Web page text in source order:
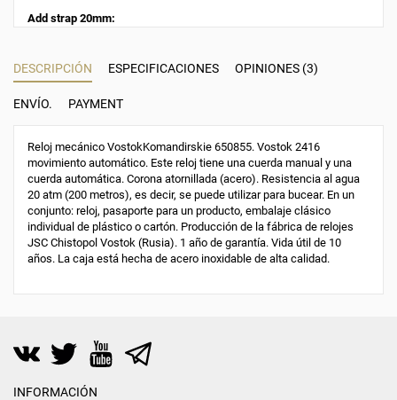
Add strap 20mm:
DESCRIPCIÓN ESPECIFICACIONES OPINIONES (3)
ENVÍO. PAYMENT
Reloj mecánico VostokKomandirskie 650855. Vostok 2416
movimiento automático. Este reloj tiene una cuerda manual y una
cuerda automática. Corona atornillada (acero). Resistencia al agua
20 atm (200 metros), es decir, se puede utilizar para bucear. En un
conjunto: reloj, pasaporte para un producto, embalaje clásico
individual de plástico o cartón. Producción de la fábrica de relojes
JSC Chistopol Vostok (Rusia). 1 año de garantía. Vida útil de 10
años. La caja está hecha de acero inoxidable de alta calidad.
INFORMACIÓN